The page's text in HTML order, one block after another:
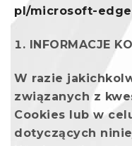
pl/microsoft-edge
INFORMACJE
W razie
związanych z
Cookies lub w
dotyczących